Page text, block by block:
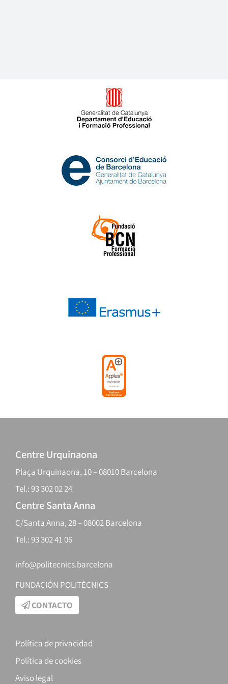
Centre Urquinaona
Plaça Urquinaona, 10 – 08010 Barcelona
Tel.: 93 302 02 24
Centre Santa Anna
C/Santa Anna, 28 – 08002 Barcelona
Tel.: 93 302 41 06
info@politecnics.barcelona
FUNDACIÓN POLITÈCNICS
CONTACTO
Política de privacidad
Política de cookies
Aviso legal